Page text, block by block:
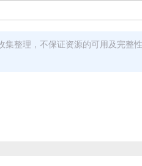
集整理，不保证资源的可用及完